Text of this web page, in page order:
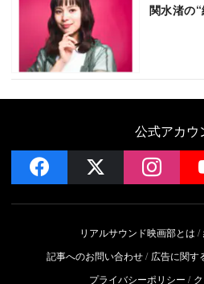
関水渚の
公式アカウ
facebook
リアルサウンド映画部とは
記事へのお問い合わせ
広告に関す
プライバシーポリシー